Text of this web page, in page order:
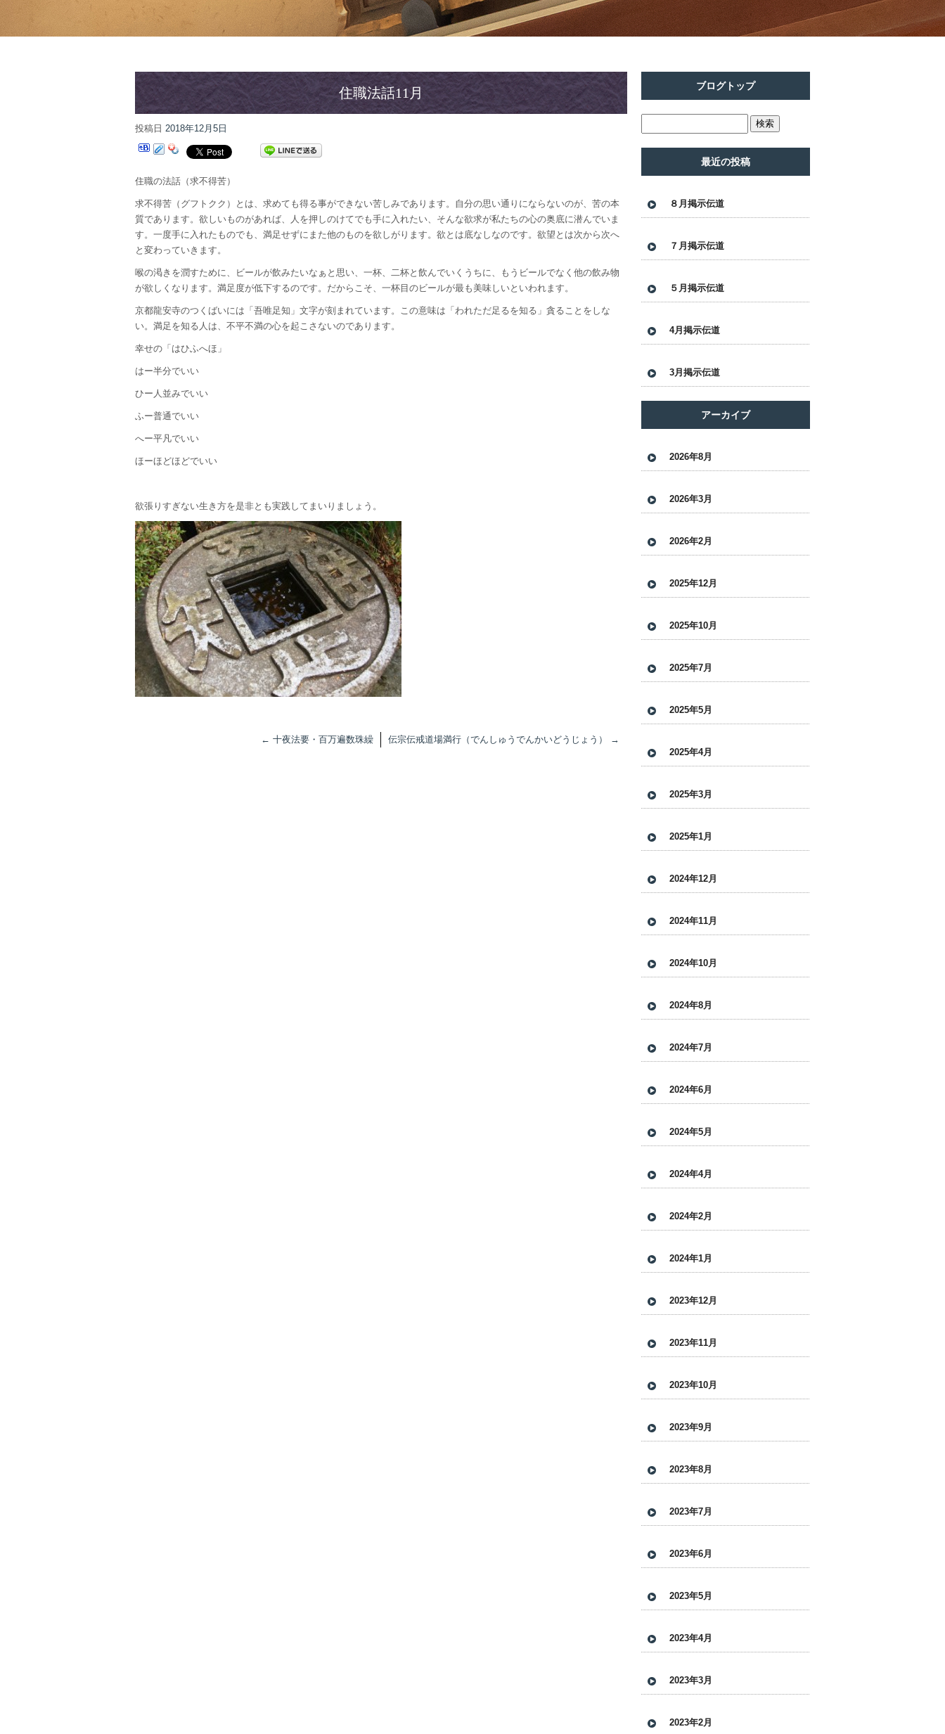
住職法話11月
投稿日 2018年12月5日
住職の法話（求不得苦）
求不得苦（グフトクク）とは、求めても得る事ができない苦しみであります。自分の思い通りにならないのが、苦の本
質であります。欲しいものがあれば、人を押しのけてでも手に入れたい、そんな欲求が私たちの心の奥底に潜んでいま
す。一度手に入れたものでも、満足せずにまた他のものを欲しがります。欲とは底なしなのです。欲望とは次から次へ
と変わっていきます。
喉の渇きを潤すために、ビールが飲みたいなぁと思い、一杯、二杯と飲んでいくうちに、もうビールでなく他の飲み物
が欲しくなります。満足度が低下するのです。だからこそ、一杯目のビールが最も美味しいといわれます。
京都龍安寺のつくばいには「吾唯足知」文字が刻まれています。この意味は「われただ足るを知る」貪ることをしな
い。満足を知る人は、不平不満の心を起こさないのであります。
幸せの「はひふへほ」
はー半分でいい
ひー人並みでいい
ふー普通でいい
へー平凡でいい
ほーほどほどでいい
欲張りすぎない生き方を是非とも実践してまいりましょう。
← 十夜法要・百万遍数珠繰 伝宗伝戒道場満行（でんしゅうでんかいどうじょう） →
ブログトップ
最近の投稿
８月掲示伝道
７月掲示伝道
５月掲示伝道
4月掲示伝道
3月掲示伝道
アーカイブ
2026年8月
2026年3月
2026年2月
2025年12月
2025年10月
2025年7月
2025年5月
2025年4月
2025年3月
2025年1月
2024年12月
2024年11月
2024年10月
2024年8月
2024年7月
2024年6月
2024年5月
2024年4月
2024年2月
2024年1月
2023年12月
2023年11月
2023年10月
2023年9月
2023年8月
2023年7月
2023年6月
2023年5月
2023年4月
2023年3月
2023年2月